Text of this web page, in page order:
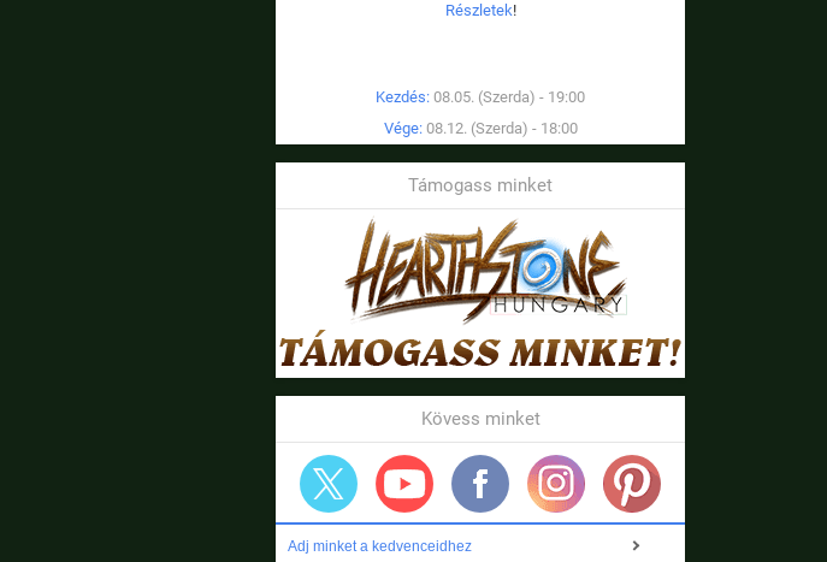
Részletek!
Kezdés: 08.05. (Szerda) - 19:00
Vége: 08.12. (Szerda) - 18:00
Támogass minket
Kövess minket
Adj minket a kedvenceidhez